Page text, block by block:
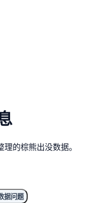
的棕熊出没数据。
据问题